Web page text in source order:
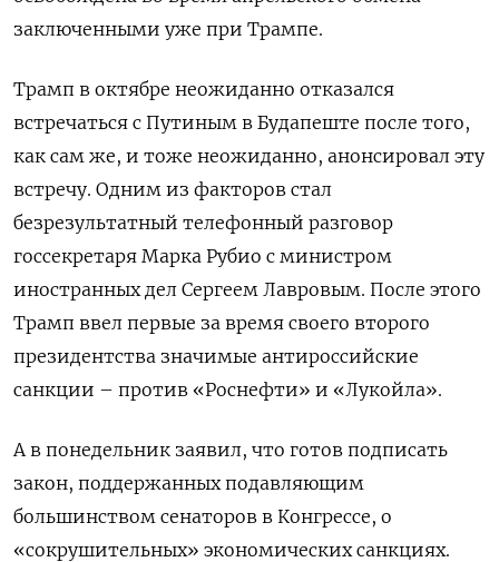
заключенными уже при Трампе.
Трамп в октябре неожиданно отказался
встречаться с Путиным в Будапеште после того,
как сам же, и тоже неожиданно, анонсировал эту
встречу. Одним из факторов стал
безрезультатный телефонный разговор
госсекретаря Марка Рубио с министром
иностранных дел Сергеем Лавровым. После этого
Трамп ввел первые за время своего второго
президентства значимые антироссийские
санкции – против «Роснефти» и «Лукойла».
А в понедельник заявил, что готов подписать
закон, поддержанных подавляющим
большинством сенаторов в Конгрессе, о
«сокрушительных» экономических санкциях.